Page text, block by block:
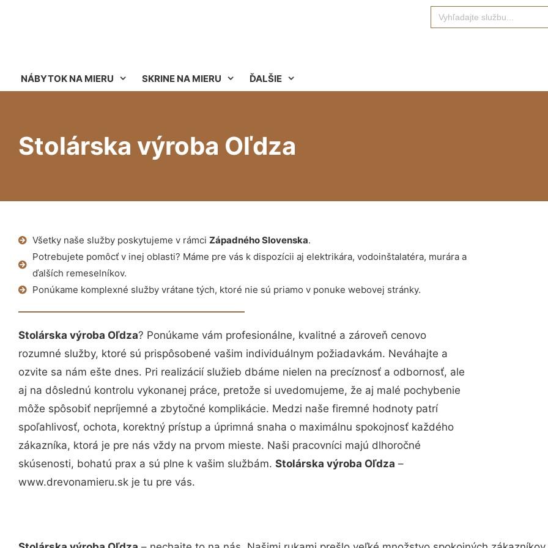
Search
for:
NÁBYTOK NA MIERU SKRINE NA MIERU ĎALŠIE
Stolárska výroba Oľdza
Všetky naše služby poskytujeme v rámci Západného Slovenska.
Potrebujete pomôcť v inej oblasti? Máme pre vás k dispozícii aj elektrikára, vodoinštalatéra, murára a
ďalších remeselníkov.
Ponúkame komplexné služby vrátane tých, ktoré nie sú priamo v ponuke webovej stránky.
Stolárska výroba Oľdza? Ponúkame vám profesionálne, kvalitné a zároveň cenovo
rozumné služby, ktoré sú prispôsobené vašim individuálnym požiadavkám. Neváhajte a
ozvite sa nám ešte dnes. Pri realizácií služieb dbáme nielen na precíznosť a odbornosť, ale
aj na dôslednú kontrolu vykonanej práce, pretože si uvedomujeme, že aj malé pochybenie
môže spôsobiť nepríjemné a zbytočné komplikácie. Medzi naše firemné hodnoty patrí
spoľahlivosť, ochota, korektný prístup a úprimná snaha o maximálnu spokojnosť každého
zákazníka, ktorá je pre nás vždy na prvom mieste. Naši pracovníci majú dlhoročné
skúsenosti, bohatú prax a sú plne k vašim službám. Stolárska výroba Oľdza –
www.drevonamieru.sk je tu pre vás.